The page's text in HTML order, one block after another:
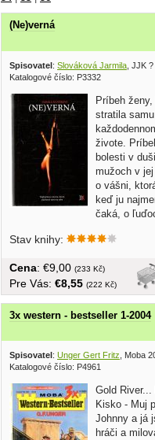
(Ne)verná
Spisovatel: Slováková Jarmila , JJK ?
Katalogové číslo: P3332
Príbeh
stratila
živote.
bolesti v
mužoch v jej
o vášni,
keď ju
čaká, o
Stav knihy:
Cena: €9,00 (233 Kč)
Pre Vás: €8,55 (222 Kč)
3x western - bestseller 1-2004
Spisovatel : Unger Gert Fritz, Moba
Katalogové číslo: P4961
Gold River...
Kisko - Muj
Johnny a já
hráči a